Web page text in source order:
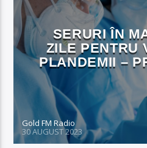
SERURI ÎN
ZILE PENTRU
PLANDEMII –
Gold FM Radio
30 AUGUST 2023